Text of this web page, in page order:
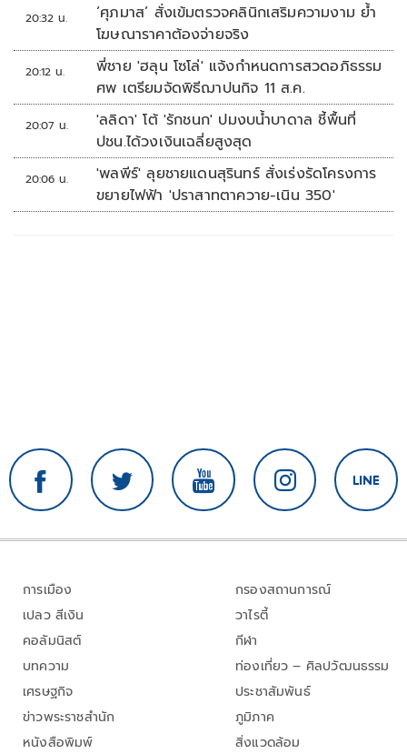
20:32 น.
‘ศุภมาส’ สั่งเข้มตรวจคลินิกเสริมความงาม ย้ำ
โฆษณาราคาต้องจ่ายจริง
20:12 น.
พี่ชาย 'ฮลุน โซโล่' แจ้งกำหนดการสวดอภิธรรม
ศพ เตรียมจัดพิธีฌาปนกิจ 11 ส.ค.
20:07 น.
'ลลิดา' โต้ 'รักชนก' ปมงบน้ำบาดาล ชี้พื้นที่
ปชน.ได้วงเงินเฉลี่ยสูงสุด
20:06 น.
'พลพีร์' ลุยชายแดนสุรินทร์ สั่งเร่งรัดโครงการ
ขยายไฟฟ้า 'ปราสาทตาควาย-เนิน 350'
การเมือง
เปลว สีเงิน
คอลัมนิสต์
บทความ
เศรษฐกิจ
ข่าวพระราชสำนัก
หนังสือพิมพ์
กรองสถานการณ์
วาไรตี้
กีฬา
ท่องเที่ยว – ศิลปวัฒนธรรม
ประชาสัมพันธ์
ภูมิภาค
สิ่งแวดล้อม